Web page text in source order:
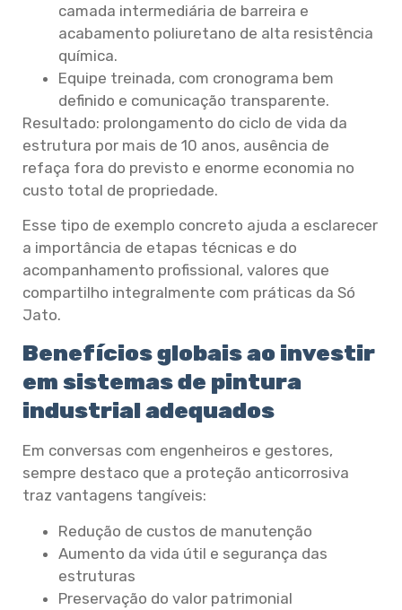
camada intermediária de barreira e
acabamento poliuretano de alta resistência
química.
Equipe treinada, com cronograma bem
definido e comunicação transparente.
Resultado: prolongamento do ciclo de vida da
estrutura por mais de 10 anos, ausência de
refaça fora do previsto e enorme economia no
custo total de propriedade.
Esse tipo de exemplo concreto ajuda a esclarecer
a importância de etapas técnicas e do
acompanhamento profissional, valores que
compartilho integralmente com práticas da Só
Jato.
Benefícios globais ao investir
em sistemas de pintura
industrial adequados
Em conversas com engenheiros e gestores,
sempre destaco que a proteção anticorrosiva
traz vantagens tangíveis:
Redução de custos de manutenção
Aumento da vida útil e segurança das
estruturas
Preservação do valor patrimonial